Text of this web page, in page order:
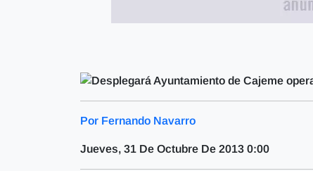
Por Fernando Navarro
Jueves, 31 De Octubre De 2013 0:00